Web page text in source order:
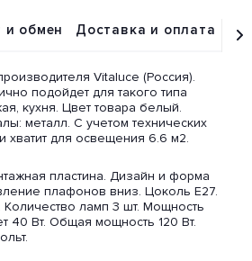
и обмен Доставка и оплата
Vitaluce (Россия).
подойдет для такого типа
кухня. Цвет товара белый.
металл. С учетом технических
хватит для освещения 6.6 м2.
пластина. Дизайн и форма
плафонов вниз. Цоколь E27.
ламп 3 шт. Мощность
40 Вт. Общая мощность 120 Вт.